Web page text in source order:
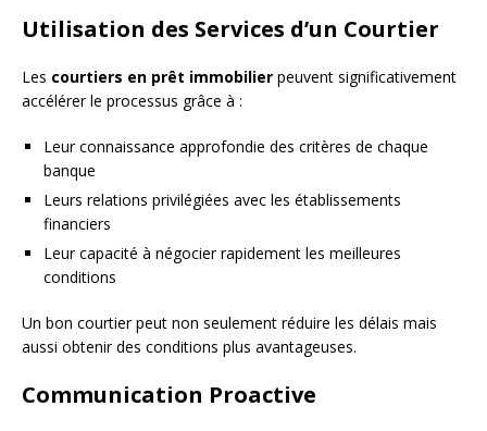
Utilisation des Services d’un Courtier
Les courtiers en prêt immobilier peuvent significativement
accélérer le processus grâce à :
Leur connaissance approfondie des critères de chaque
banque
Leurs relations privilégiées avec les établissements
financiers
Leur capacité à négocier rapidement les meilleures
conditions
Un bon courtier peut non seulement réduire les délais mais
aussi obtenir des conditions plus avantageuses.
Communication Proactive